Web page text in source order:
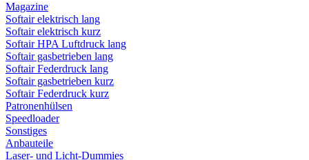
Magazine
Softair elektrisch lang
Softair elektrisch kurz
Softair HPA Luftdruck lang
Softair gasbetrieben lang
Softair Federdruck lang
Softair gasbetrieben kurz
Softair Federdruck kurz
Patronenhülsen
Speedloader
Sonstiges
Anbauteile
Laser- und Licht-Dummies